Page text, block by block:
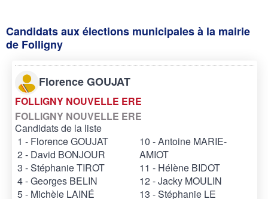
Candidats aux élections municipales à la mairie
de Folligny
Florence GOUJAT
FOLLIGNY NOUVELLE ERE
FOLLIGNY NOUVELLE ERE
Candidats de la liste
1 - Florence GOUJAT
2 - David BONJOUR
3 - Stéphanie TIROT
4 - Georges BELIN
5 - Michèle LAINÉ
10 - Antoine MARIE-
AMIOT
11 - Hélène BIDOT
12 - Jacky MOULIN
13 - Stéphanie LE